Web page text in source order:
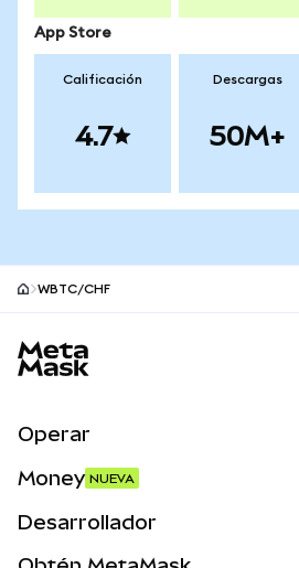
App Store
Calificación
4.7
Descargas
50M+
WBTC/CHF
Operar
Money NUEVA
Desarrollador